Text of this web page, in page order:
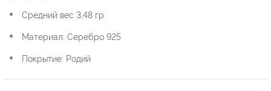
Средний вес 3,48 гр
Материал: Серебро 925
Покрытие: Родий